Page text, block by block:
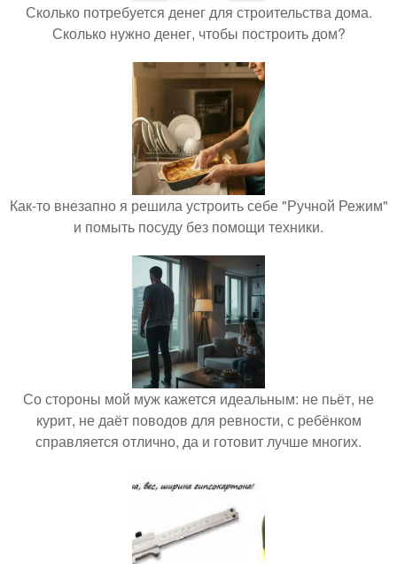
Сколько потребуется денег для строительства дома.
Сколько нужно денег, чтобы построить дом?
Как-то внезапно я решила устроить себе "Ручной Режим"
и помыть посуду без помощи техники.
Со стороны мой муж кажется идеальным: не пьёт, не
курит, не даёт поводов для ревности, с ребёнком
справляется отлично, да и готовит лучше многих.